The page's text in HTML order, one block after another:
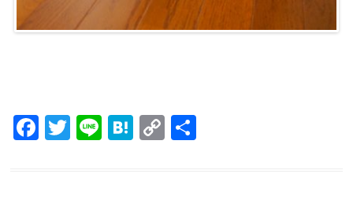
F
a
T
w
Li
n
H
at
C
o